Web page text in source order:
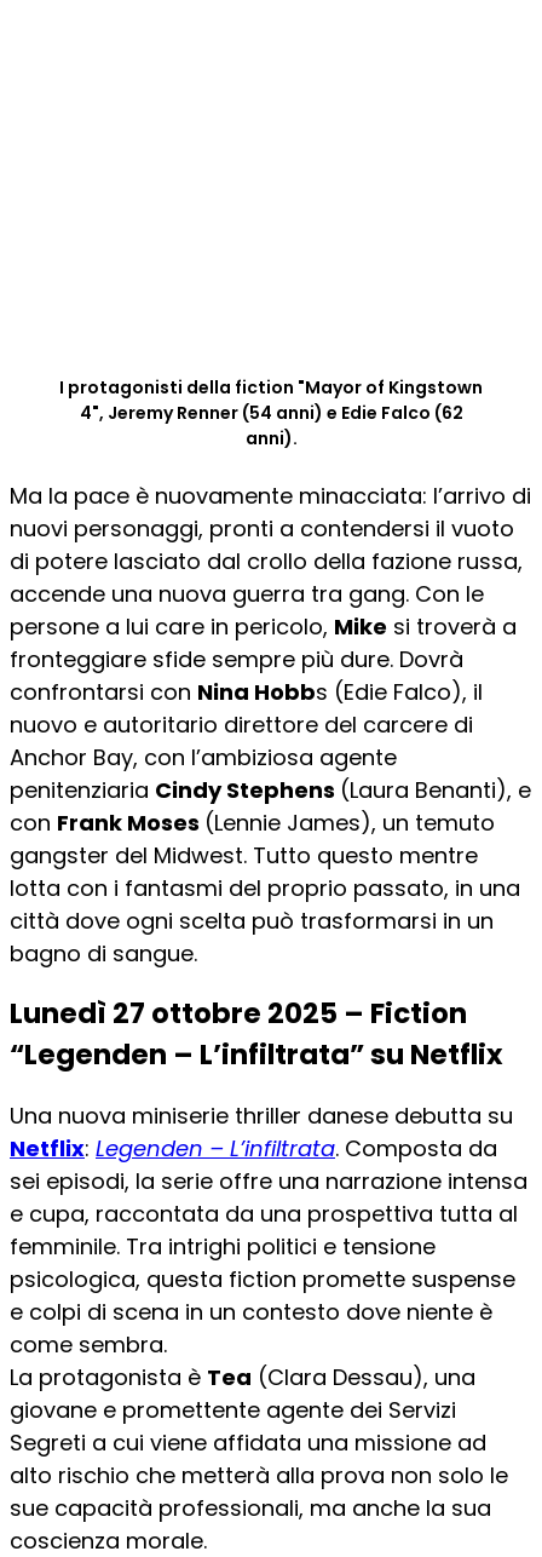
I protagonisti della fiction "Mayor of Kingstown
4", Jeremy Renner (54 anni) e Edie Falco (62
anni).
Ma la pace è nuovamente minacciata: l’arrivo di
nuovi personaggi, pronti a contendersi il vuoto
di potere lasciato dal crollo della fazione russa,
accende una nuova guerra tra gang. Con le
persone a lui care in pericolo, Mike si troverà a
fronteggiare sfide sempre più dure. Dovrà
confrontarsi con Nina Hobbs (Edie Falco), il
nuovo e autoritario direttore del carcere di
Anchor Bay, con l’ambiziosa agente
penitenziaria Cindy Stephens (Laura Benanti), e
con Frank Moses (Lennie James), un temuto
gangster del Midwest. Tutto questo mentre
lotta con i fantasmi del proprio passato, in una
città dove ogni scelta può trasformarsi in un
bagno di sangue.
Lunedì 27 ottobre 2025 – Fiction
“Legenden – L’infiltrata” su Netflix
Una nuova miniserie thriller danese debutta su
Netflix: Legenden – L’infiltrata. Composta da
sei episodi, la serie offre una narrazione intensa
e cupa, raccontata da una prospettiva tutta al
femminile. Tra intrighi politici e tensione
psicologica, questa fiction promette suspense
e colpi di scena in un contesto dove niente è
come sembra.
La protagonista è Tea (Clara Dessau), una
giovane e promettente agente dei Servizi
Segreti a cui viene affidata una missione ad
alto rischio che metterà alla prova non solo le
sue capacità professionali, ma anche la sua
coscienza morale.